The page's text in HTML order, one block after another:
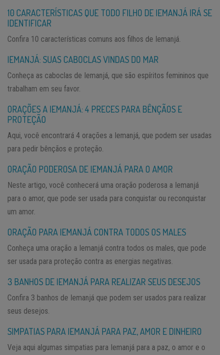
10 CARACTERÍSTICAS QUE TODO FILHO DE IEMANJÁ IRÁ SE
IDENTIFICAR
Confira 10 características comuns aos filhos de Iemanjá.
IEMANJÁ: SUAS CABOCLAS VINDAS DO MAR
Conheça as caboclas de Iemanjá, que são espíritos femininos que
trabalham em seu favor.
ORAÇÕES A IEMANJÁ: 4 PRECES PARA BÊNÇÃOS E
PROTEÇÃO
Aqui, você encontrará 4 orações a Iemanjá, que podem ser usadas
para pedir bênçãos e proteção.
ORAÇÃO PODEROSA DE IEMANJÁ PARA O AMOR
Neste artigo, você conhecerá uma oração poderosa a Iemanjá
para o amor, que pode ser usada para conquistar ou reconquistar
um amor.
ORAÇÃO PARA IEMANJÁ CONTRA TODOS OS MALES
Conheça uma oração a Iemanjá contra todos os males, que pode
ser usada para proteção contra as energias negativas.
3 BANHOS DE IEMANJÁ PARA REALIZAR SEUS DESEJOS
Confira 3 banhos de Iemanjá que podem ser usados para realizar
seus desejos.
SIMPATIAS PARA IEMANJÁ PARA PAZ, AMOR E DINHEIRO
Veja aqui algumas simpatias para Iemanjá para a paz, o amor e o